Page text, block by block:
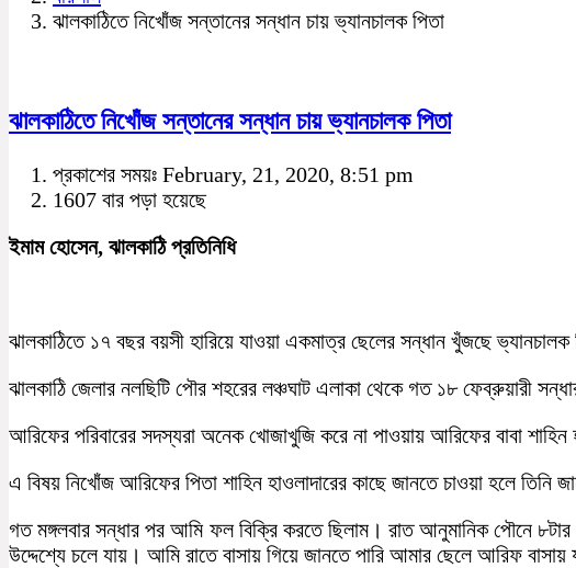
ঝালকাঠিতে নিখোঁজ সন্তানের সন্ধান চায় ভ্যানচালক পিতা
ঝালকাঠিতে নিখোঁজ সন্তানের সন্ধান চায় ভ্যানচালক পিতা
প্রকাশের সময়ঃ February, 21, 2020, 8:51 pm
1607 বার পড়া হয়েছে
ইমাম হোসেন, ঝালকাঠি প্রতিনিধি
ঝালকাঠিতে ১৭ বছর বয়সী হারিয়ে যাওয়া একমাত্র ছেলের সন্ধান খুঁজছে ভ্যানচালক
ঝালকাঠি জেলার নলছিটি পৌর শহরের লঞ্চঘাট এলাকা থেকে গত ১৮ ফেব্রুয়ারী
আরিফের পরিবারের সদস্যরা অনেক খোজাখুজি করে না পাওয়ায় আরিফের বাবা
এ বিষয় নিখোঁজ আরিফের পিতা শাহিন হাওলাদারের কাছে জানতে চাওয়া হলে তিনি
গত মঙ্গলবার সন্ধার পর আমি ফল বিক্রি করতে ছিলাম। রাত আনুমানিক পৌনে
উদ্দেশ্যে চলে যায়। আমি রাতে বাসায় গিয়ে জানতে পারি আমার ছেলে আরিফ বাসায়